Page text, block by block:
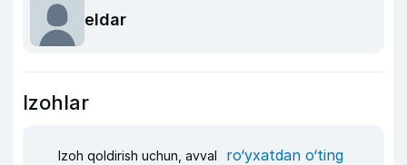
eldar
Izohlar
Izoh qoldirish uchun, avval ro‘yxatdan o‘ting